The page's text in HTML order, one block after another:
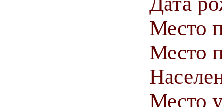
Место
Место
Место